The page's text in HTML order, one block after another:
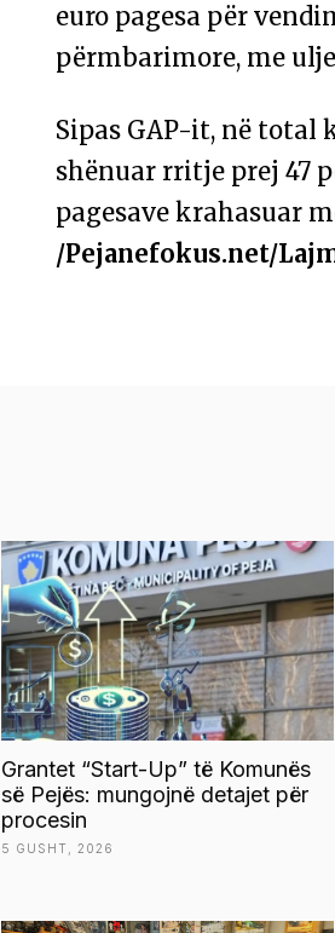
euro pagesa për
përmbarimore, me
Sipas GAP-it, në total
shënuar rritje prej 47
pagesave krahasuar
/Pejanefokus.net/
Grantet “Start-Up” të Komunës
së Pejës: mungojnë detajet për
procesin
5 GUSHT, 2026